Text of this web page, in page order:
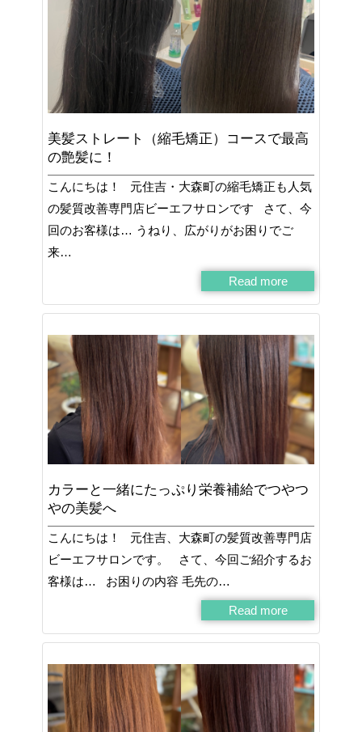
美髪ストレート（縮毛矯正）コースで最高
の艶髪に！
こんにちは！ 元住吉・大森町の縮毛矯正も人気
の髪質改善専門店ビーエフサロンです さて、今
回のお客様は… うねり、広がりがお困りでご
来…
Read more
カラーと一緒にたっぷり栄養補給でつやつ
やの美髪へ
こんにちは！ 元住吉、大森町の髪質改善専門店
ビーエフサロンです。 さて、今回ご紹介するお
客様は… お困りの内容 毛先の…
Read more